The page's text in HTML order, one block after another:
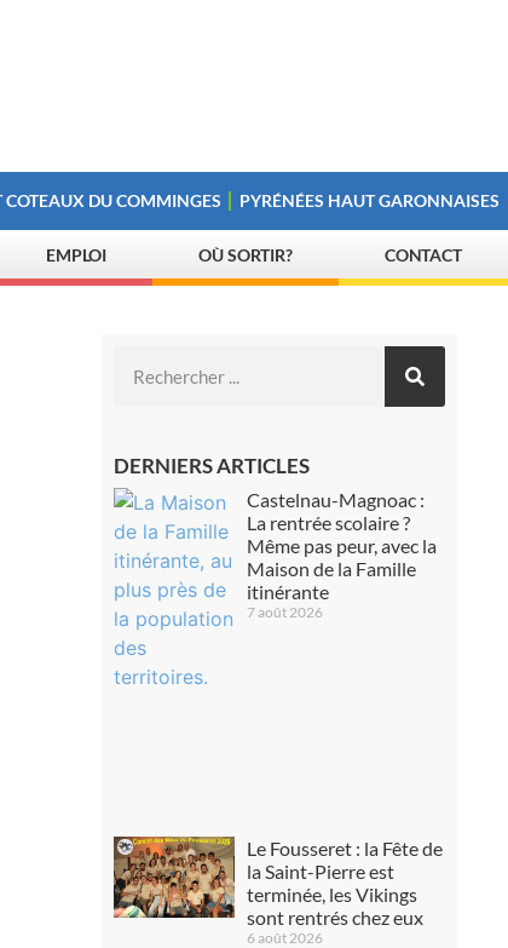
COTEAUX DU COMMINGES PYRÉNÉES HAUT GARONNAISES
EMPLOI OÙ SORTIR? CONTACT
DERNIERS ARTICLES
Castelnau-Magnoac :
La rentrée scolaire ?
Même pas peur, avec la
Maison de la Famille
itinérante
7 août 2026
Le Fousseret : la Fête de
la Saint-Pierre est
terminée, les Vikings
sont rentrés chez eux
6 août 2026